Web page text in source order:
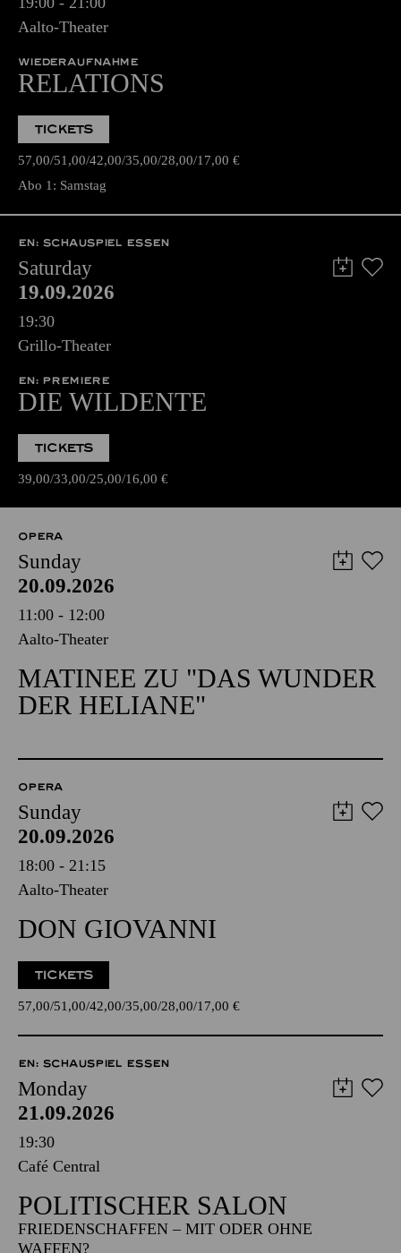
Aalto-Theater
WIEDERAUFNAHME
RELATIONS
TICKETS
57,00 51,00 42,00 35,00 28,00 17,00 €
Abo 1: Samstag
EN: SCHAUSPIEL ESSEN
Saturday
19.09.2026
19:30
Grillo-Theater
EN: PREMIERE
DIE WILDENTE
TICKETS
39,00 33,00 25,00 16,00 €
OPERA
Sunday
20.09.2026
11:00 - 12:00
Aalto-Theater
MATINEE ZU "DAS WUNDER
DER HELIANE"
OPERA
Sunday
20.09.2026
18:00 - 21:15
Aalto-Theater
DON GIOVANNI
TICKETS
57,00 51,00 42,00 35,00 28,00 17,00 €
EN: SCHAUSPIEL ESSEN
Monday
21.09.2026
19:30
Café Central
POLITISCHER SALON
FRIEDENSCHAFFEN – MIT ODER OHNE
WAFFEN?